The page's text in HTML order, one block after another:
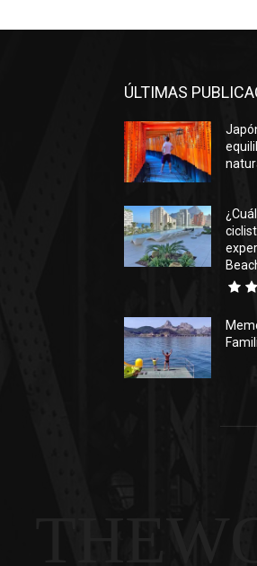
ÚLTIMAS